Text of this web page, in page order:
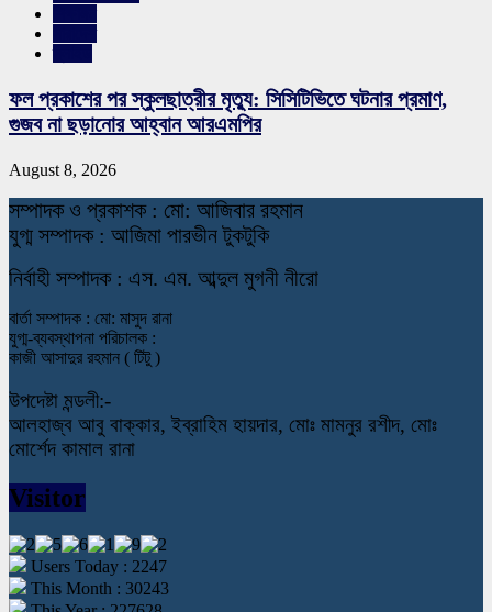
ফল প্রকাশের পর স্কুলছাত্রীর মৃত্যু: সিসিটিভিতে ঘটনার প্রমাণ,
গুজব না ছড়ানোর আহ্বান আরএমপির
August 8, 2026
সম্পাদক ও প্রকাশক : মো: আজিবার রহমান
যুগ্ম সম্পাদক : আজিমা পারভীন টুকটুকি
নির্বাহী সম্পাদক : এস. এম. আব্দুল মুগনী নীরো
বার্তা সম্পাদক : মো: মাসুদ রানা
যুগ্ম-ব্যবস্থাপনা পরিচালক :
কাজী আসাদুর রহমান ( টিটু )
উপদেষ্টা মন্ডলী:-
আলহাজ্ব আবু বাক্কার, ইব্রাহিম হায়দার, মোঃ মামনুর রশীদ, মোঃ
মোর্শেদ কামাল রানা
Visitor
Users Today : 2247
This Month : 30243